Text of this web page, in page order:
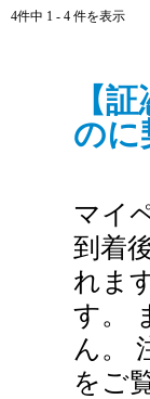
4件中 1 - 4 件を表示
【
の
マイ
到着
れま
す。
ん。
をご